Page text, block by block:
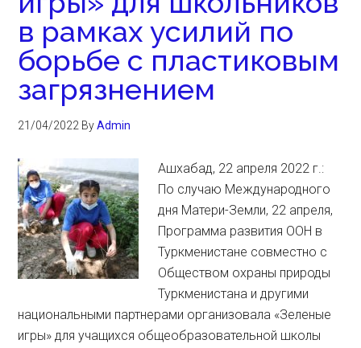
в рамках усилий по
борьбе с пластиковым
загрязнением
21/04/2022 ByAdmin
Ашхабад, 22 апреля 2022 г.:
По случаю Международного
дня Матери-Земли, 22 апреля,
Программа развития ООН в
Туркменистане совместно с
Обществом охраны природы
Туркменистана и другими
национальными партнерами организовала «Зеленые
игры» для учащихся общеобразовательной школы